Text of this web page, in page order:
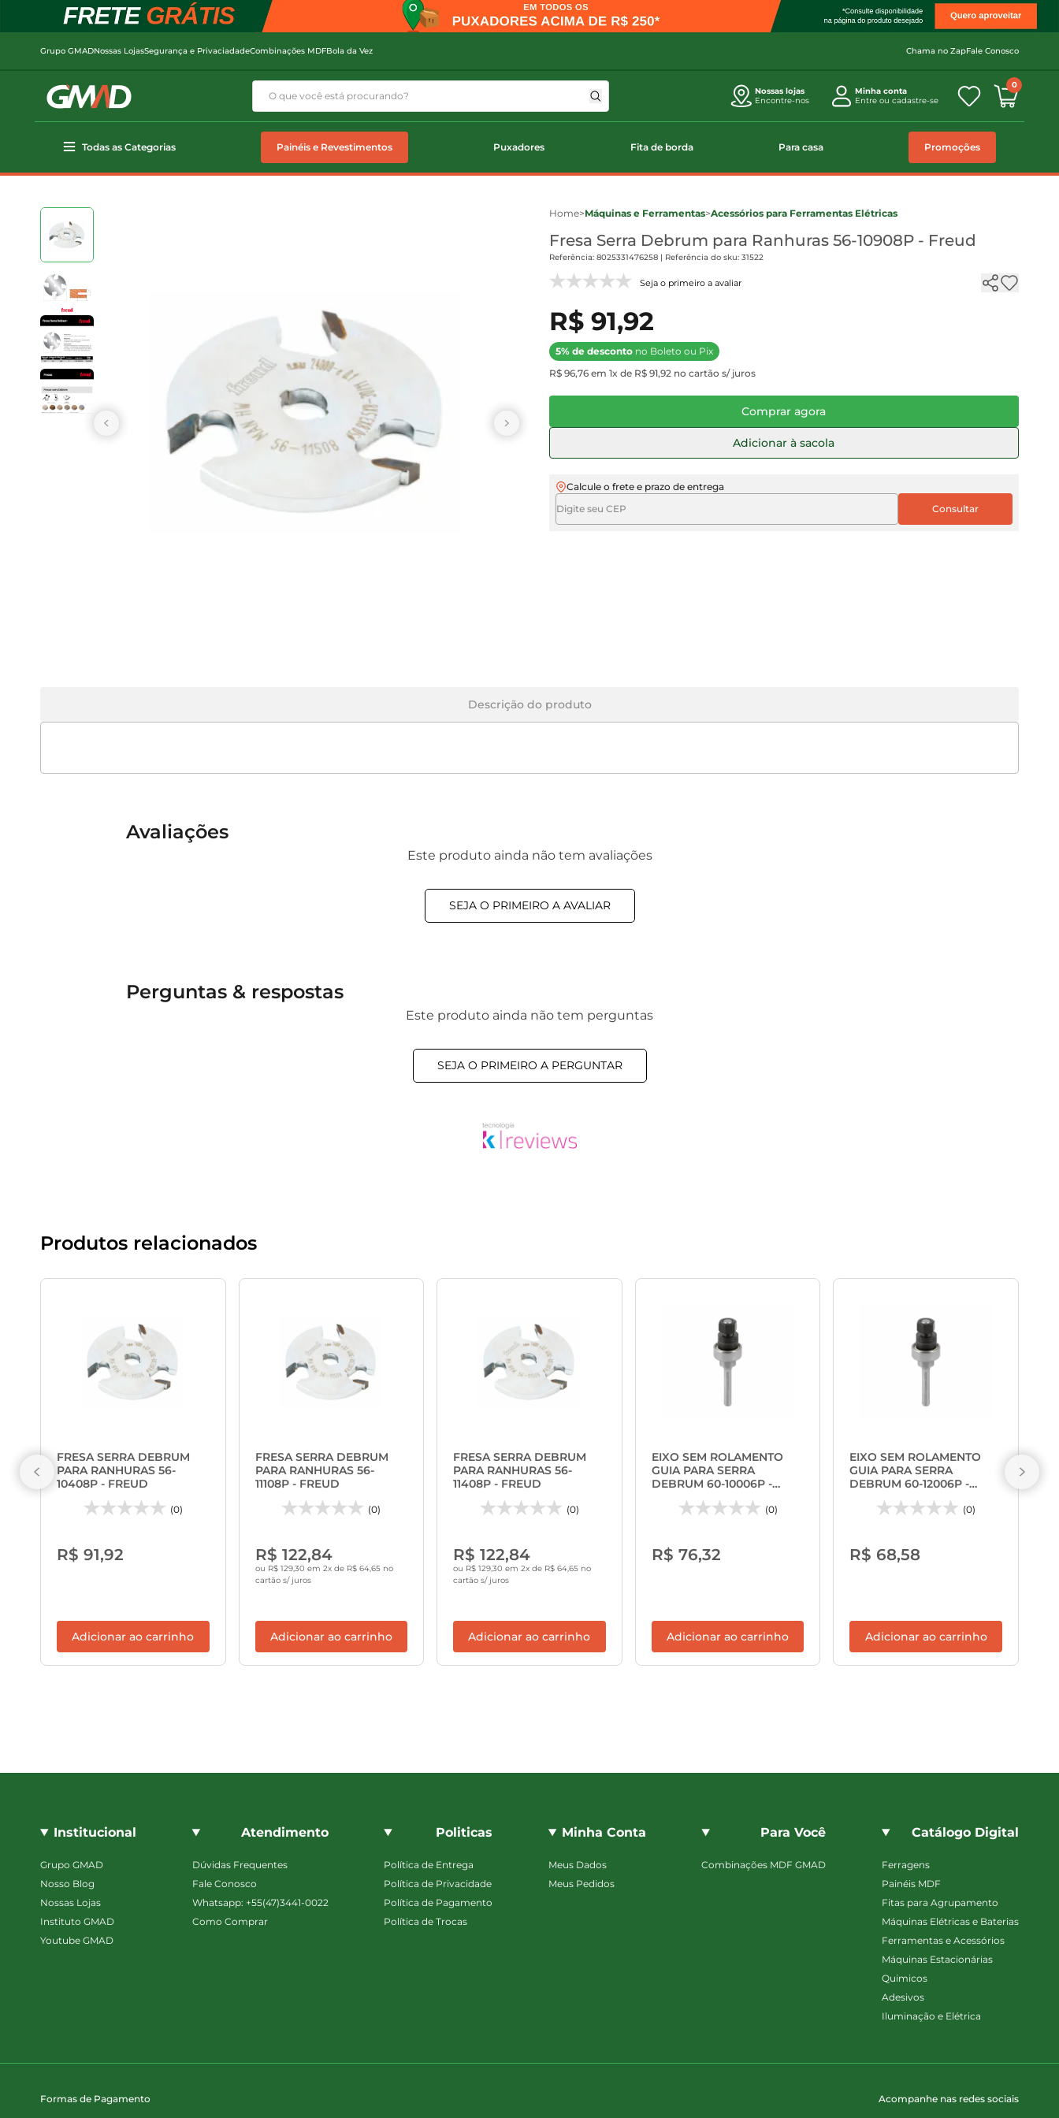
Grupo GMADNossas LojasSegurança e PrivaciadadeCombinações MDFBola da Vez Chama no ZapFale Conosco
Nossas lojas
Encontre-nos
Minha conta
Entre ou cadastre-se
0
Todas as Categorias Painéis e Revestimentos Puxadores Fita de borda Para casa Promoções
Home>Máquinas e Ferramentas>Acessórios para Ferramentas Elétricas
Fresa Serra Debrum para Ranhuras 56-10908P - Freud
Referência: 8025331476258 | Referência do sku: 31522
Seja o primeiro a avaliar
R$ 91,92
5% de descontono Boleto ou Pix
R$ 96,76 em 1x de R$ 91,92 no cartão s/ juros
Comprar agora
Adicionar à sacola
Calcule o frete e prazo de entrega
Descrição do produto
Avaliações
Este produto ainda não tem avaliações
SEJA O PRIMEIRO A AVALIAR
Perguntas & respostas
Este produto ainda não tem perguntas
SEJA O PRIMEIRO A PERGUNTAR
Produtos relacionados
FRESA SERRA DEBRUM
PARA RANHURAS 56-
10408P - FREUD
(0)
R$ 91,92
Adicionar ao carrinho
FRESA SERRA DEBRUM
PARA RANHURAS 56-
11108P - FREUD
(0)
R$ 122,84
ou R$ 129,30 em 2x de R$ 64,65 no
cartão s/ juros
Adicionar ao carrinho
FRESA SERRA DEBRUM
PARA RANHURAS 56-
11408P - FREUD
(0)
R$ 122,84
ou R$ 129,30 em 2x de R$ 64,65 no
cartão s/ juros
Adicionar ao carrinho
EIXO SEM ROLAMENTO
GUIA PARA SERRA
DEBRUM 60-10006P -
FREUD
(0)
R$ 76,32
Adicionar ao carrinho
EIXO SEM ROLAMENTO
GUIA PARA SERRA
DEBRUM 60-12006P -
FREUD
(0)
R$ 68,58
Adicionar ao carrinho
Institucional
Grupo GMAD
Nosso Blog
Nossas Lojas
Instituto GMAD
Youtube GMAD
Atendimento
Dúvidas Frequentes
Fale Conosco
Whatsapp: +55(47)3441-0022
Como Comprar
Politicas
Política de Entrega
Política de Privacidade
Política de Pagamento
Política de Trocas
Minha Conta
Meus Dados
Meus Pedidos
Para Você
Combinações MDF GMAD
Catálogo Digital
Ferragens
Painéis MDF
Fitas para Agrupamento
Máquinas Elétricas e Baterias
Ferramentas e Acessórios
Máquinas Estacionárias
Quimicos
Adesivos
Iluminação e Elétrica
Formas de Pagamento Acompanhe nas redes sociais